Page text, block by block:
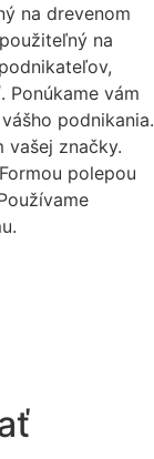
na drevenom
na
vám
podnikania.
vašej značky.
polepou